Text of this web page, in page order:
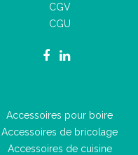
CGV
CGU
Accessoires pour boire
Accessoires de bricolage
Accessoires de cuisine